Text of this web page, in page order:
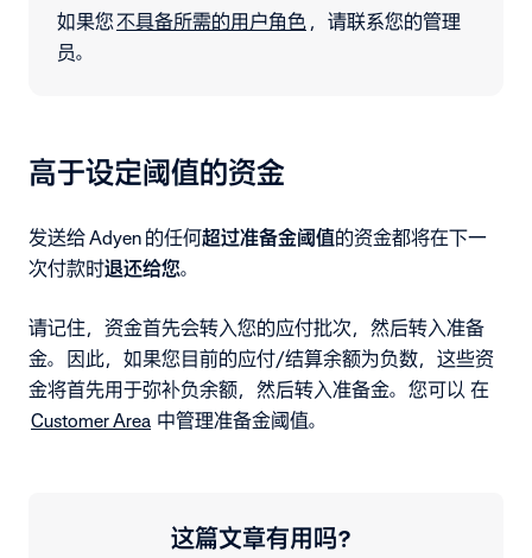
如果您不具备所需的用户角色 ，请联系您的管理
员。
高于设定阈值的资金
发送给 Adyen 的任何超过准备金阈值的资金都将在下一
次付款时退还给您。
请记住，资金首先会转入您的应付批次，然后转入准备
金。因此，如果您目前的应付/结算余额为负数，这些资
金将首先用于弥补负余额，然后转入准备金。您可以 在
Customer Area 中管理准备金阈值。
这篇文章有用吗？